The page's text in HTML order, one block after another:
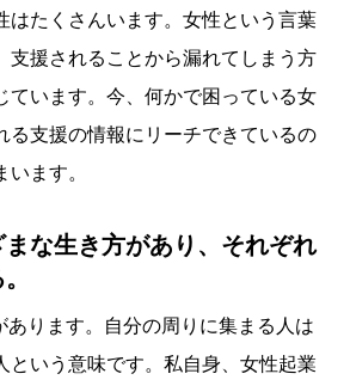
はたくさんいます。女性という言葉
支援されることから漏れてしまう方
ています。今、何かで困っている女
る支援の情報にリーチできているの
ます。
な生き方があり、それぞれ
あります。自分の周りに集まる人は
という意味です。私自身、女性起業